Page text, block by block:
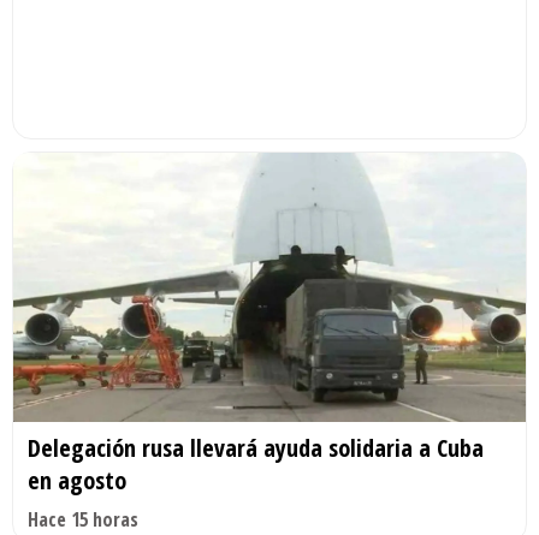
Delegación rusa llevará ayuda solidaria a Cuba
en agosto
Hace 15 horas